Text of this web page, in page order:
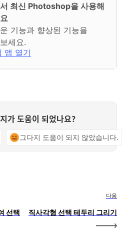
최신 Photoshop을 사용해
기능과 향상된 기능을
세요.
앱 열기
가 도움이 되었나요?
그다지 도움이 되지 않았습니다.
선택
다음
직사각형 선택 테두리 그리기